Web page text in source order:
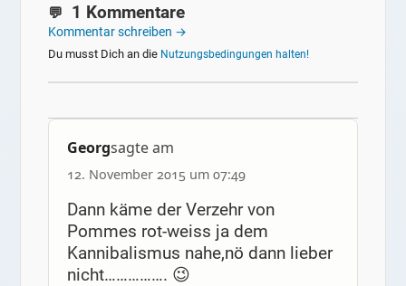
1 Kommentare
Kommentar schreiben →
Du musst Dich an die Nutzungsbedingungen halten!
Georgsagte am
12. November 2015 um 07:49
Dann käme der Verzehr von
Pommes rot-weiss ja dem
Kannibalismus nahe,nö dann lieber
nicht……………. 😉